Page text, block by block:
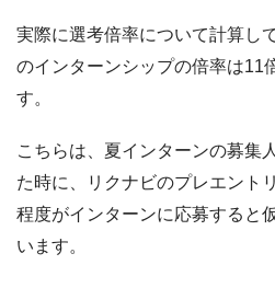
実際に選考倍率について計算し
のインターンシップの倍率は11
す。
こちらは、夏インターンの募集
た時に、リクナビのプレエント
程度がインターンに応募すると
います。